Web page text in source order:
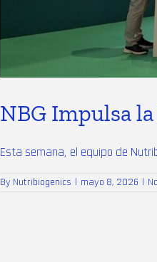
NBG Impulsa
Esta semana, el equipo de
By Nutribiogenics mayo 8, 2026